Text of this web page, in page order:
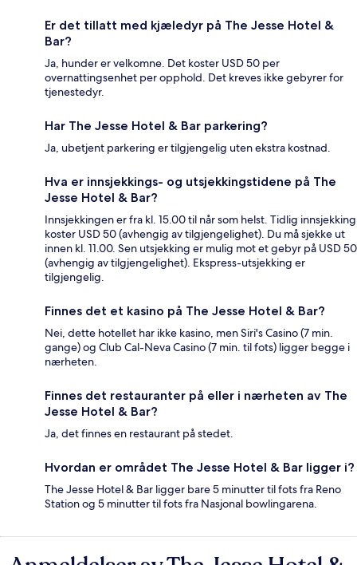
Er det tillatt med kjæledyr på The Jesse Hotel &
Bar?
Ja, hunder er velkomne. Det koster USD 50 per
overnattingsenhet per opphold. Det kreves ikke gebyrer for
tjenestedyr.
Har The Jesse Hotel & Bar parkering?
Ja, ubetjent parkering er tilgjengelig uten ekstra kostnad.
Hva er innsjekkings- og utsjekkingstidene på The
Jesse Hotel & Bar?
Innsjekkingen er fra kl. 15.00 til når som helst. Tidlig innsjekking
koster USD 50 (avhengig av tilgjengelighet). Du må sjekke ut
innen kl. 11.00. Sen utsjekking er mulig mot et gebyr på USD 50
(avhengig av tilgjengelighet). Ekspress-utsjekking er
tilgjengelig.
Finnes det et kasino på The Jesse Hotel & Bar?
Nei, dette hotellet har ikke kasino, men Siri's Casino (7 min.
gange) og Club Cal-Neva Casino (7 min. til fots) ligger begge i
nærheten.
Finnes det restauranter på eller i nærheten av The
Jesse Hotel & Bar?
Ja, det finnes en restaurant på stedet.
Hvordan er området The Jesse Hotel & Bar ligger i?
The Jesse Hotel & Bar ligger bare 5 minutter til fots fra Reno
Station og 5 minutter til fots fra Nasjonal bowlingarena.